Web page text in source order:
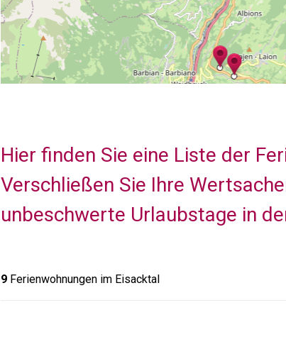
Hier finden Sie eine Liste der
Verschließen Sie Ihre
unbeschwerte Urlaubstage in
9 Ferienwohnungen im Eisacktal